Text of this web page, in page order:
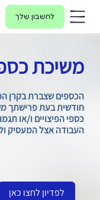
לחשבון שלך
משיכת
הכספים שצברת בקרן
חודשית בעת פרישתך
כספי הפיצויים ו/או
העבודה אצל המעסיק
לפדיון לחצו כאן